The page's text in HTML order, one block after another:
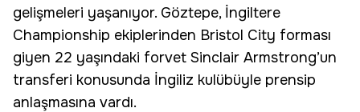
gelişmeleri yaşanıyor. Göztepe, İngiltere
Championship ekiplerinden Bristol City forması
giyen 22 yaşındaki forvet Sinclair Armstrong’un
transferi konusunda İngiliz kulübüyle prensip
anlaşmasına vardı.